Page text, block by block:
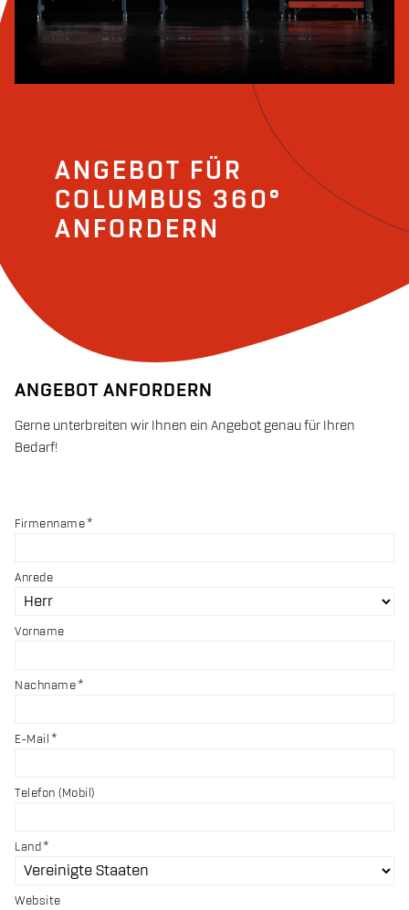
ANGEBOT FÜR
COLUMBUS 360°
ANFORDERN
ANGEBOT ANFORDERN
Gerne unterbreiten wir Ihnen ein Angebot genau für Ihren
Bedarf!
Firmenname
Anrede
Vorname
Nachname
E-Mail
Telefon (Mobil)
Land
Website